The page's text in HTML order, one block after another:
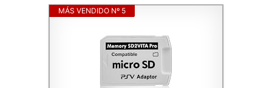
MÁS VENDIDO Nº 5